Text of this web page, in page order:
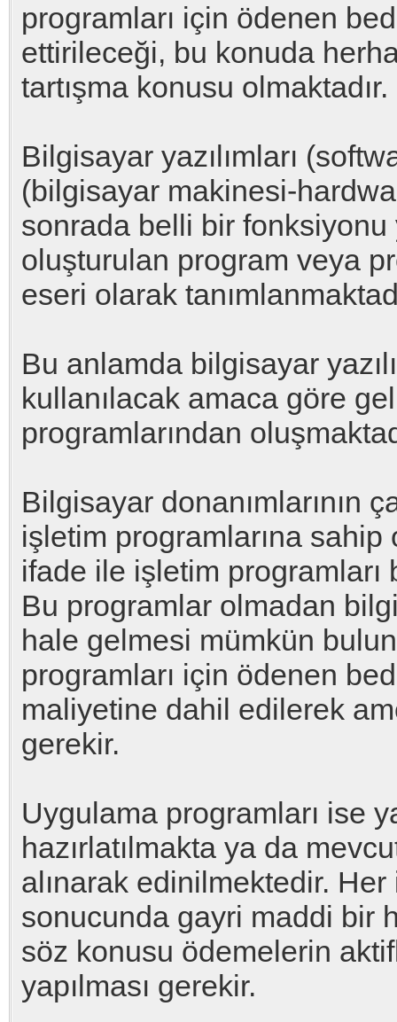
programları için ödenen
ettirileceği, bu konuda
tartışma konusu olmaktadır.
Bilgisayar yazılımları
(bilgisayar makinesi-
sonrada belli bir
oluşturulan program veya
eseri olarak
Bu anlamda bilgisayar
kullanılacak amaca göre
programlarından
Bilgisayar donanımlarının
işletim programlarına
ifade ile işletim
Bu programlar olmadan
hale gelmesi mümkün
programları için ödenen
maliyetine dahil edilerek
gerekir.
Uygulama programları ise
hazırlatılmakta ya da
alınarak edinilmektedir.
sonucunda gayri maddi bir
söz konusu ödemelerin
yapılması gerekir.